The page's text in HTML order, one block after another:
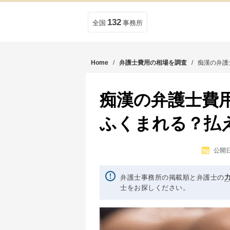
全国 132 事務所
Home / 弁護士費用の相場を調査 / 痴漢の弁護
痴漢の弁護士費
ふくまれる？払
公開
弁護士事務所の掲載順と弁護士の
士をお探しください。